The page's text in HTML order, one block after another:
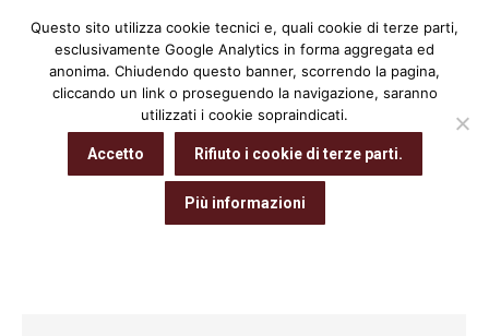
Cerca:
Archivio giornaliero:24 Maggio 2019
Tu sei qui:
Home 2019 Maggio 24
Questo sito utilizza cookie tecnici e, quali cookie di terze parti,
esclusivamente Google Analytics in forma aggregata ed
anonima. Chiudendo questo banner, scorrendo la pagina,
cliccando un link o proseguendo la navigazione, saranno
utilizzati i cookie sopraindicati.
Accetto Rifiuto i cookie di terze parti.
Più informazioni